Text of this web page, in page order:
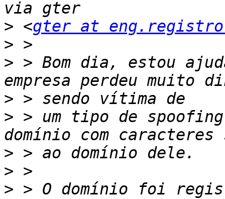
> <gter at
>
> > Bom dia, estou
>
> > um tipo de
>
>
> > O domínio foi